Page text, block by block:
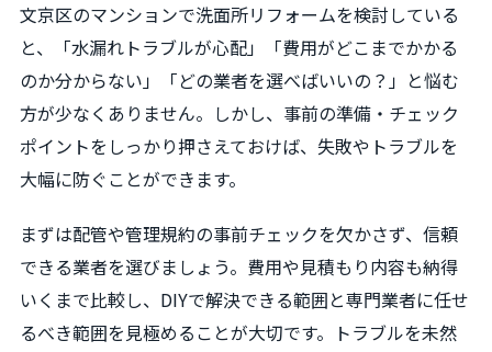
文京区のマンションで洗面所リフォームを検討している
と、「水漏れトラブルが心配」「費用がどこまでかかる
のか分からない」「どの業者を選べばいいの？」と悩む
方が少なくありません。しかし、事前の準備・チェック
ポイントをしっかり押さえておけば、失敗やトラブルを
大幅に防ぐことができます。
まずは配管や管理規約の事前チェックを欠かさず、信頼
できる業者を選びましょう。費用や見積もり内容も納得
いくまで比較し、DIYで解決できる範囲と専門業者に任せ
るべき範囲を見極めることが大切です。トラブルを未然